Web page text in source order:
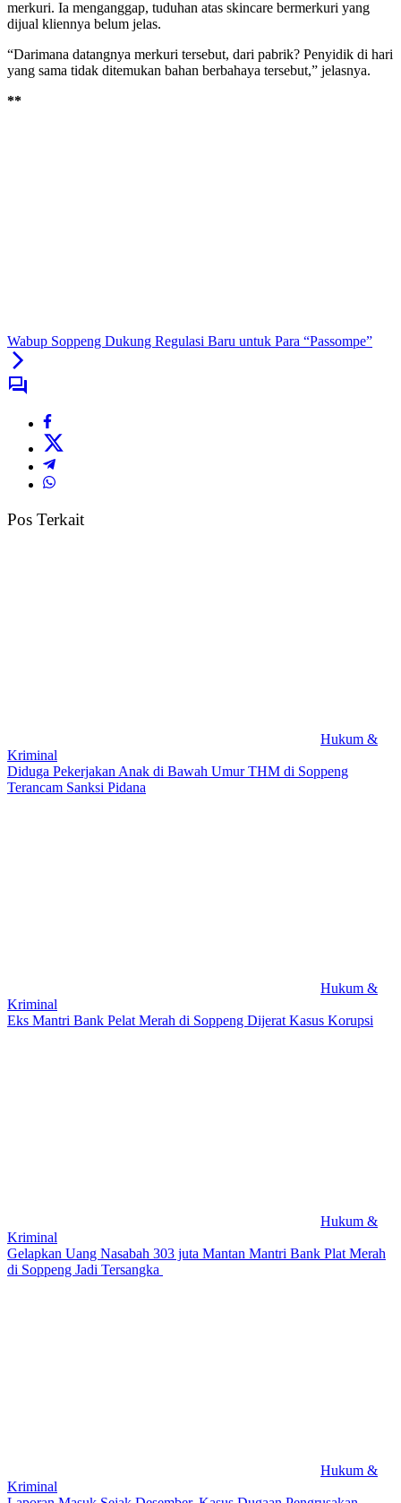
merkuri. Ia menganggap, tuduhan atas skincare bermerkuri yang
dijual kliennya belum jelas.
“Darimana datangnya merkuri tersebut, dari pabrik? Penyidik di hari
yang sama tidak ditemukan bahan berbahaya tersebut,” jelasnya.
**
Wabup Soppeng Dukung Regulasi Baru untuk Para “Passompe”
Pos Terkait
Hukum &
Kriminal
Diduga Pekerjakan Anak di Bawah Umur THM di Soppeng
Terancam Sanksi Pidana
Hukum &
Kriminal
Eks Mantri Bank Pelat Merah di Soppeng Dijerat Kasus Korupsi
Hukum &
Kriminal
Gelapkan Uang Nasabah 303 juta Mantan Mantri Bank Plat Merah
di Soppeng Jadi Tersangka
Hukum &
Kriminal